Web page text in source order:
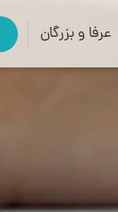
عرفا و بزرگان